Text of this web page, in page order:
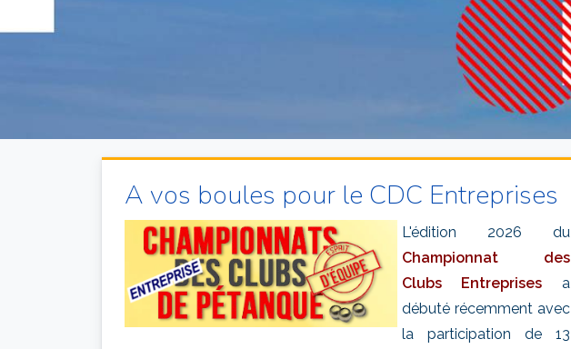
A vos boules pour le CDC Entreprises
L'édition 2026 du
Championnat des
Clubs Entreprises a
débuté récemment avec
la participation de 13